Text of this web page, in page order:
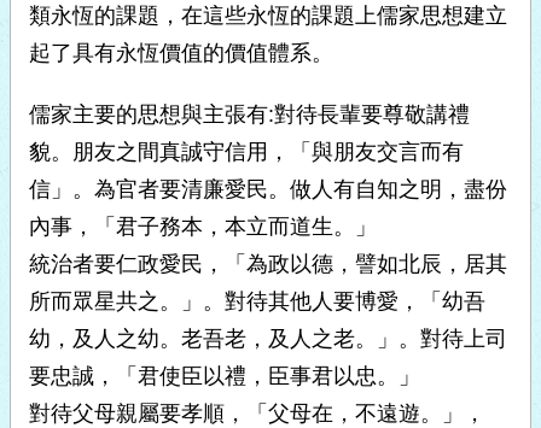
類永恆的課題，在這些永恆的課題上儒家思想建立
起了具有永恆價值的價值體系。
儒家主要的思想與主張有:對待長輩要尊敬講禮
貌。朋友之間真誠守信用，「與朋友交言而有
信」。為官者要清廉愛民。做人有自知之明，盡份
內事，「君子務本，本立而道生。」
統治者要仁政愛民，「為政以德，譬如北辰，居其
所而眾星共之。」。對待其他人要博愛，「幼吾
幼，及人之幼。老吾老，及人之老。」。對待上司
要忠誠，「君使臣以禮，臣事君以忠。」
對待父母親屬要孝順，「父母在，不遠遊。」，